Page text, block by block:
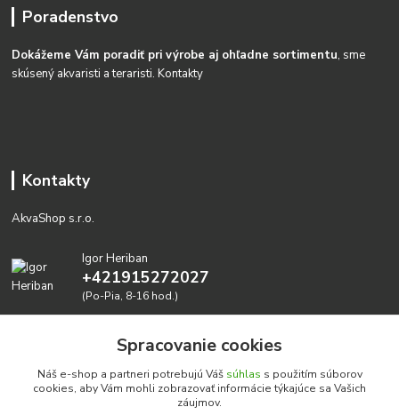
Poradenstvo
Dokážeme Vám poradiť pri výrobe aj ohľadne sortimentu, sme
skúsený akvaristi a teraristi.Kontakty
Kontakty
AkvaShop s.r.o.
Igor Heriban
+421915272027
(Po-Pia, 8-16 hod.)
Spracovanie cookies
Náš e-shop a partneri potrebujú Váš súhlas s použitím súborov
cookies, aby Vám mohli zobrazovať informácie týkajúce sa Vašich
záujmov.